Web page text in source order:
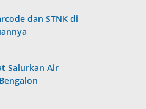
dan STNK di
Salurkan Air